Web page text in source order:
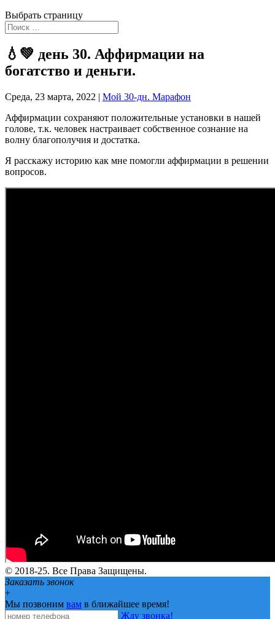
Выбрать страницу
💧💚 день 30. Аффирмации на
богатство и деньги.
Среда, 23 марта, 2022 | Мой 30-дн. Марафон
Аффирмации сохраняют положительные установки в нашей
голове, т.к. человек настраивает собственное сознание на
волну благополучия и достатка.
Я расскажу историю как мне помогли аффирмации в решении
вопросов.
© 2018-25. Все Права Защищены.
Заказать звонок
+
Мы позвоним вам в ближайшее время!
Жду звонка!